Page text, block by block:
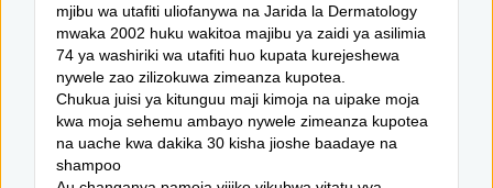
mjibu wa utafiti uliofanywa na Jarida la Dermatology
mwaka 2002 huku wakitoa majibu ya zaidi ya asilimia
74 ya washiriki wa utafiti huo kupata kurejeshewa
nywele zao zilizokuwa zimeanza kupotea.
Chukua juisi ya kitunguu maji kimoja na uipake moja
kwa moja sehemu ambayo nywele zimeanza kupotea
na uache kwa dakika 30 kisha jioshe baadaye na
shampoo